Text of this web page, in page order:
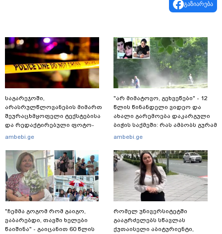
გაზიარება
საგარეჯოში,
არასრულწლოვანების მიმართ
შეურაცხმყოფელი ტექსტებისა
და რედაქტირებული ფოტო-
ვიდეომასალის გავრცელების
ავრცელებს
ambebi.ge
"ჩემმა გოგომ რომ გაიგო,
ვაბარებდი, თავში ხელები
წაიშინა" - გაიცანით 60 წლის
"არ მიმატოვო, გეხვეწები" - 12
წლის წინანდელი ვიდეო და
ახალი გარემოება დაკარგული
ბიჭის საქმეში: რას ამბობს გურამ
დადიანიძის დედა
ambebi.ge
რომელ უნივერსიტეტში
გააგრძელებს სწავლას
ქუთაისელი აბიტურიენტი,